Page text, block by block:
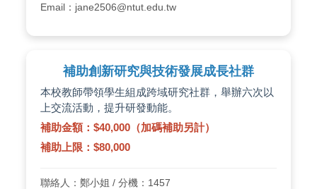
Email：jane2506@ntut.edu.tw
補助創新研究與技術發展成長社群
本校教師帶領學生組成跨域研究社群，舉辦六次以
上交流活動，提升研發動能。
補助金額：$40,000（加碼補助另計）
補助上限：$80,000
聯絡人：鄭小姐 / 分機：1457